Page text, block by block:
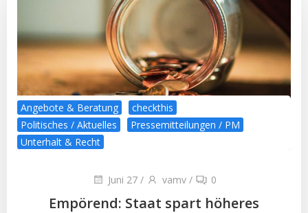
Angebote & Beratung
checkthis
Politisches / Aktuelles
Pressemitteilungen / PM
Unterhalt & Recht
Juni 27 / vamv / 0
Empörend: Staat spart höheres